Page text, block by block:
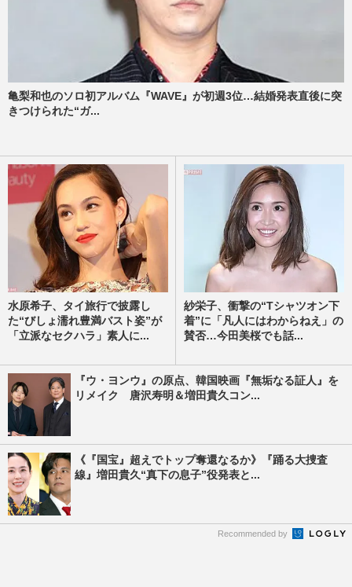
亀梨和也のソロ初アルバム『WAVE』が初週3位…結婚発表直後に突
きつけられた“ガ...
水原希子、タイ旅行で披露し
た“びしょ濡れ豊満バスト姿”が
「立派なセクハラ」素人に...
紗栄子、衝撃の“Tシャツオン下
着”に「凡人にはわからねえ」の
賛否…今田美桜でも話...
『ウ・ヨンウ』の原点、韓国映画『無垢なる証人』を
リメイク 唐沢寿明＆増田貴久コン...
《『国宝』超えでトップ奪還なるか》『踊る大捜査
線』増田貴久“真下の息子”役発表と...
Recommended by